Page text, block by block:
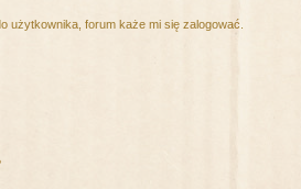
użytkownika, forum każe mi się zalogować.